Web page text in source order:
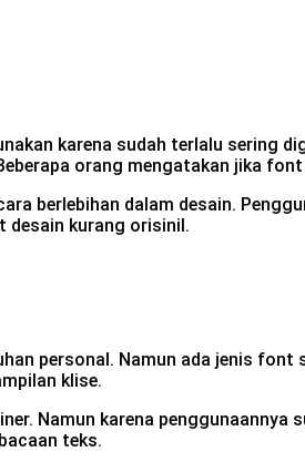
karena sudah terlalu sering
orang mengatakan jika
berlebihan dalam desain.
desain kurang orisinil.
personal. Namun ada jenis
klise.
Namun karena
teks.